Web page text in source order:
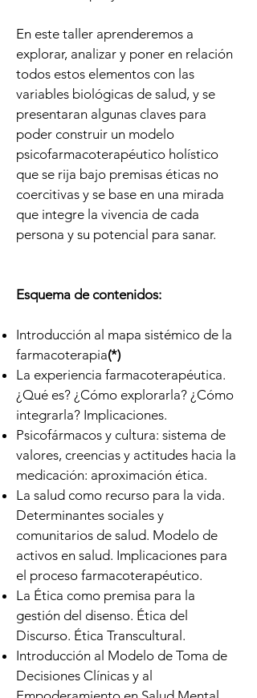
En este taller aprenderemos a
explorar, analizar y poner en relación
todos estos elementos con las
variables biológicas de salud, y se
presentaran algunas claves para
poder construir un modelo
psicofarmacoterapéutico holístico
que se rija bajo premisas éticas no
coercitivas y se base en una mirada
que integre la vivencia de cada
persona y su potencial para sanar.
Esquema de contenidos:
Introducción al mapa sistémico de la
farmacoterapia(*)
La experiencia farmacoterapéutica.
¿Qué es? ¿Cómo explorarla? ¿Cómo
integrarla? Implicaciones.
Psicofármacos y cultura: sistema de
valores, creencias y actitudes hacia la
medicación: aproximación ética.
La salud como recurso para la vida.
Determinantes sociales y
comunitarios de salud. Modelo de
activos en salud. Implicaciones para
el proceso farmacoterapéutico.
La Ética como premisa para la
gestión del disenso. Ética del
Discurso. Ética Transcultural.
Introducción al Modelo de Toma de
Decisiones Clínicas y al